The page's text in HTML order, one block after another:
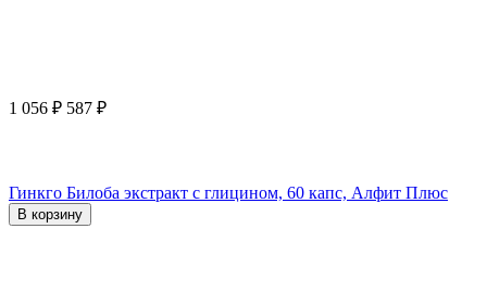
1 056 ₽ 587 ₽
Гинкго Билоба экстракт с глицином, 60 капс, Алфит Плюс
В корзину